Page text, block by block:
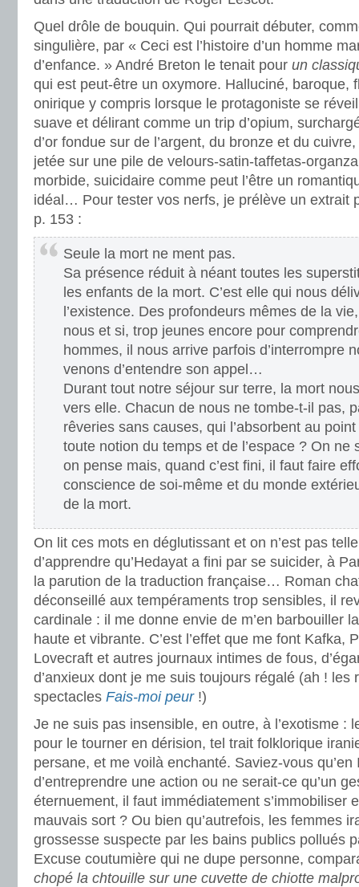
Quel drôle de bouquin. Qui pourrait débuter,
singulière, par « Ceci est l’histoire d’un homme
d’enfance. » André Breton le tenait pour un
qui est peut-être un oxymore. Halluciné, baroque,
onirique y compris lorsque le protagoniste se
suave et délirant comme un trip d’opium,
d’or fondue sur de l’argent, du bronze et du
jetée sur une pile de velours-satin-taffetas-
morbide, suicidaire comme peut l’être un
idéal… Pour tester vos nerfs, je prélève un extrait
p. 153 :
Seule la mort ne ment pas.
Sa présence réduit à néant toutes les
les enfants de la mort. C’est elle qui nous
l’existence. Des profondeurs mêmes de la
nous et si, trop jeunes encore pour
hommes, il nous arrive parfois d’interrompre
venons d’entendre son appel…
Durant tout notre séjour sur terre, la mort
vers elle. Chacun de nous ne tombe-t-il pas,
rêveries sans causes, qui l’absorbent au
toute notion du temps et de l’espace ? On ne
on pense mais, quand c’est fini, il faut faire
conscience de soi-même et du monde
de la mort.
On lit ces mots en déglutissant et on n’est pas
d’apprendre qu’Hedayat a fini par se suicider, à
la parution de la traduction française… Roman
déconseillé aux tempéraments trop sensibles, il
cardinale : il me donne envie de m’en barbouiller
haute et vibrante. C’est l’effet que me font Kafka,
Lovecraft et autres journaux intimes de fous,
d’anxieux dont je me suis toujours régalé (ah ! les
spectacles Fais-moi peur !)
Je ne suis pas insensible, en outre, à l’exotisme :
pour le tourner en dérision, tel trait folklorique
persane, et me voilà enchanté. Saviez-vous
d’entreprendre une action ou ne serait-ce qu’un
éternuement, il faut immédiatement s’immobiliser
mauvais sort ? Ou bien qu’autrefois, les femmes
grossesse suspecte par les bains publics pollués
Excuse coutumière qui ne dupe personne,
chopé la chtouille sur une cuvette de chiotte